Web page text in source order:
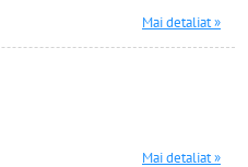
Mai detaliat »
Mai detaliat »